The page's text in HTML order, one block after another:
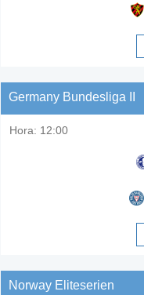
Germany Bundesliga II
Hora: 12:00
Norway Eliteserien